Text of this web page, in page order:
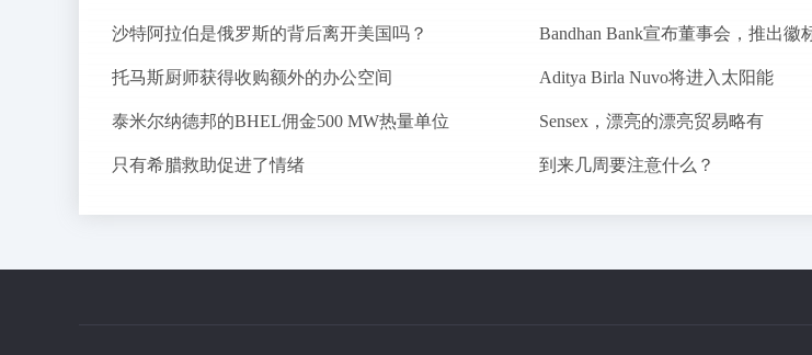
沙特阿拉伯是俄罗斯的背后离开美国吗？ Bandhan Bank宣布董事会，推出徽
托马斯厨师获得收购额外的办公空间 Aditya Birla Nuvo将进入太阳能
泰米尔纳德邦的BHEL佣金500 MW热量单位 Sensex，漂亮的漂亮贸易略有
只有希腊救助促进了情绪 到来几周要注意什么？